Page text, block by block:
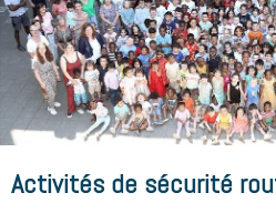
Activités de sécurité